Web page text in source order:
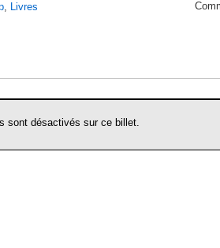
, Livres
sont désactivés sur ce billet.